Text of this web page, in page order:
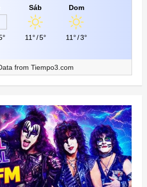
Sáb
11°/5°
Dom
11°/3°
from Tiempo3.com